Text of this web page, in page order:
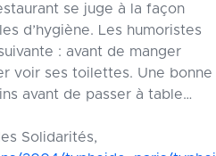
se juge à la façon
d’hygiène. Les humoristes
: avant de manger
voir ses toilettes. Une bonne
avant de passer à table…
Solidarités,